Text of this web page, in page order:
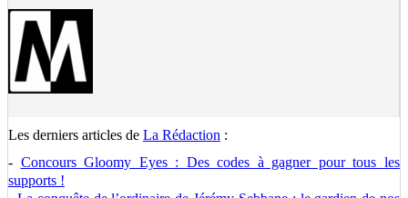
Les derniers articles de La Rédaction :
- Concours Gloomy Eyes : Des codes à gagner pour tous les
supports !